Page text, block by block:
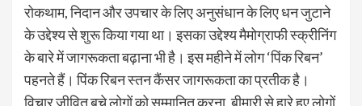
रोकथाम, निदान और उपचार के लिए अनुसंधान के लिए धन जुटाने
के उद्देश्य से शुरू किया गया था। इसका उद्देश्य मैमोग्राफी स्क्रीनिंग
के बारे में जागरूकता बढ़ाना भी है। इस महीने में लोग ‘पिंक रिबन’
पहनते हैं। पिंक रिबन स्तन कैंसर जागरूकता का प्रतीक है।
विचार जीवित बचे लोगों को सम्मानित करना, बीमारी से हारे हुए लोगों